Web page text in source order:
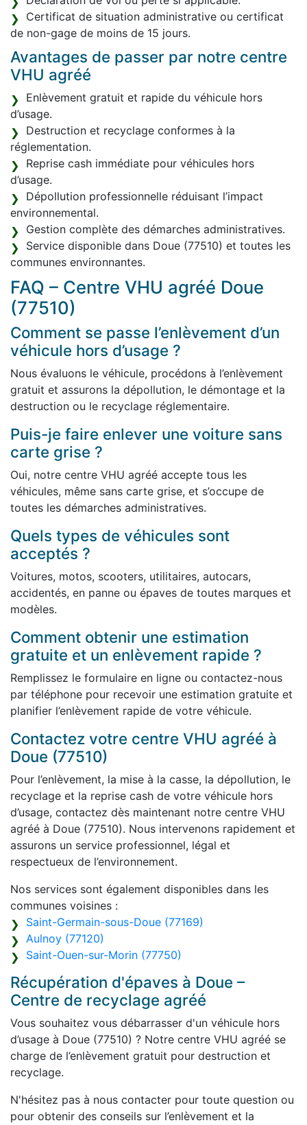
Certificat de situation administrative ou certificat
de non-gage de moins de 15 jours.
Avantages de passer par notre centre
VHU agréé
Enlèvement gratuit et rapide du véhicule hors
d’usage.
Destruction et recyclage conformes à la
réglementation.
Reprise cash immédiate pour véhicules hors
d’usage.
Dépollution professionnelle réduisant l’impact
environnemental.
Gestion complète des démarches administratives.
Service disponible dans Doue (77510) et toutes les
communes environnantes.
FAQ – Centre VHU agréé Doue
(77510)
Comment se passe l’enlèvement d’un
véhicule hors d’usage ?
Nous évaluons le véhicule, procédons à l’enlèvement
gratuit et assurons la dépollution, le démontage et la
destruction ou le recyclage réglementaire.
Puis-je faire enlever une voiture sans
carte grise ?
Oui, notre centre VHU agréé accepte tous les
véhicules, même sans carte grise, et s’occupe de
toutes les démarches administratives.
Quels types de véhicules sont
acceptés ?
Voitures, motos, scooters, utilitaires, autocars,
accidentés, en panne ou épaves de toutes marques et
modèles.
Comment obtenir une estimation
gratuite et un enlèvement rapide ?
Remplissez le formulaire en ligne ou contactez-nous
par téléphone pour recevoir une estimation gratuite et
planifier l’enlèvement rapide de votre véhicule.
Contactez votre centre VHU agréé à
Doue (77510)
Pour l’enlèvement, la mise à la casse, la dépollution, le
recyclage et la reprise cash de votre véhicule hors
d’usage, contactez dès maintenant notre centre VHU
agréé à Doue (77510). Nous intervenons rapidement et
assurons un service professionnel, légal et
respectueux de l’environnement.
Nos services sont également disponibles dans les
communes voisines :
Saint-Germain-sous-Doue (77169)
Aulnoy (77120)
Saint-Ouen-sur-Morin (77750)
Récupération d'épaves à Doue –
Centre de recyclage agréé
Vous souhaitez vous débarrasser d'un véhicule hors
d’usage à Doue (77510) ? Notre centre VHU agréé se
charge de l’enlèvement gratuit pour destruction et
recyclage.
N'hésitez pas à nous contacter pour toute question ou
pour obtenir des conseils sur l’enlèvement et la